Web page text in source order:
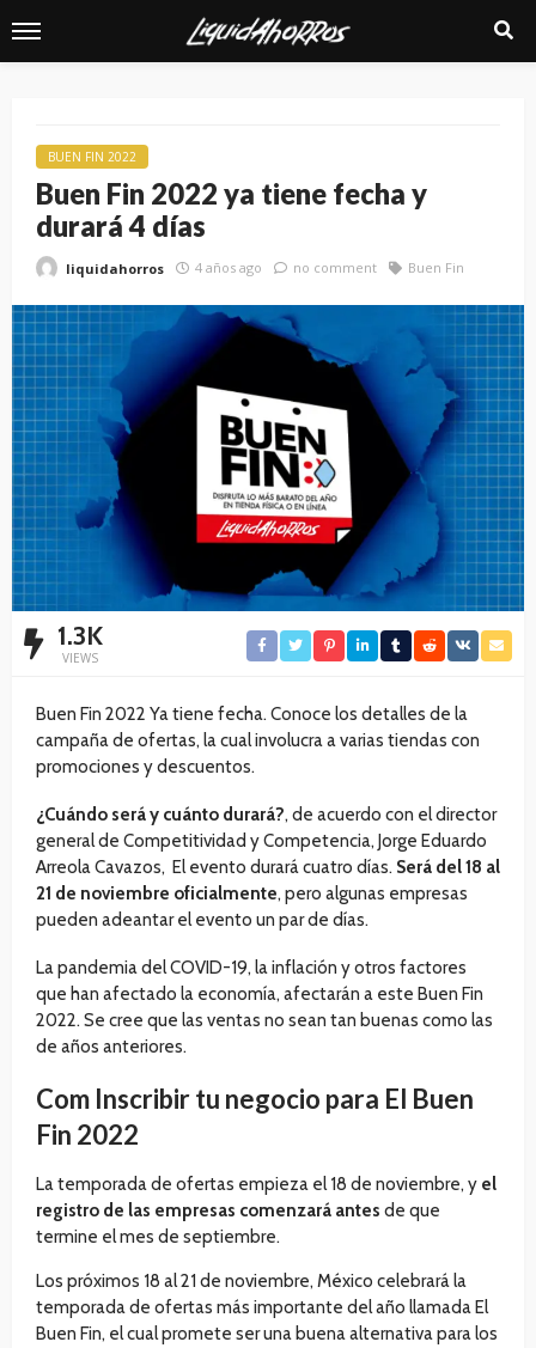
BUEN FIN 2022
Buen Fin 2022 ya tiene fecha y
durará 4 días
liquidahorros 4 años ago no comment Buen Fin
1.3K
VIEWS
Buen Fin 2022 Ya tiene fecha. Conoce los detalles de la
campaña de ofertas, la cual involucra a varias tiendas con
promociones y descuentos.
¿Cuándo será y cuánto durará?, de acuerdo con el director
general de Competitividad y Competencia, Jorge Eduardo
Arreola Cavazos, El evento durará cuatro días. Será del 18 al
21 de noviembre oficialmente, pero algunas empresas
pueden adeantar el evento un par de días.
La pandemia del COVID-19, la inflación y otros factores
que han afectado la economía, afectarán a este Buen Fin
2022. Se cree que las ventas no sean tan buenas como las
de años anteriores.
Com Inscribir tu negocio para El Buen
Fin 2022
La temporada de ofertas empieza el 18 de noviembre, y el
registro de las empresas comenzará antes de que
termine el mes de septiembre.
Los próximos 18 al 21 de noviembre, México celebrará la
temporada de ofertas más importante del año llamada El
Buen Fin, el cual promete ser una buena alternativa para los